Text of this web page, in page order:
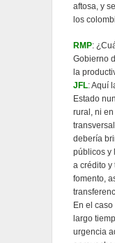
aftosa, y
los
RMP:
Gobierno
la
JFL: Aquí
Estado
rural, ni
debería
públicos y
a crédito y
fomento,
En el
largo
urgencia